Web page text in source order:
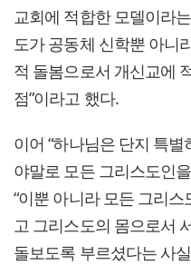
교회에 적합한 모델이라
도가 공동체 신학뿐 아니
적 돌봄으로서 개신교에
점”이라고 했다.
이어 “하나님은 단지 특
야말로 모든 그리스도인
“이뿐 아니라 모든 그리
고 그리스도의 몸으로서
돌보도록 부르셨다는 사